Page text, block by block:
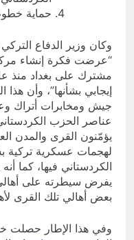
حماية
وكان وزير الدفاع
“عرضت فكرة إنشاء
مشترك على بغداد منذ
إيجابي بشأنها”، وأن
جيش ومخابرات أتراك
عناصر الحزب
يؤمّنون القرى والمدن
لهجمات عسكرية تركية
الكردستاني فيها، كما
يفرض سيطرته على
بعض أهالي تلك القرى